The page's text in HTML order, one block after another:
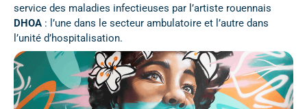
service des maladies infectieuses par l’artiste rouennais
DHOA : l’une dans le secteur ambulatoire et l’autre dans
l’unité d’hospitalisation.